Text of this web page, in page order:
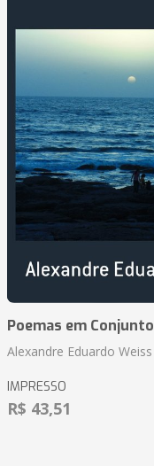
Poemas em Conjunto
Alexandre Eduardo Weiss
IMPRESSO
R$ 43,51